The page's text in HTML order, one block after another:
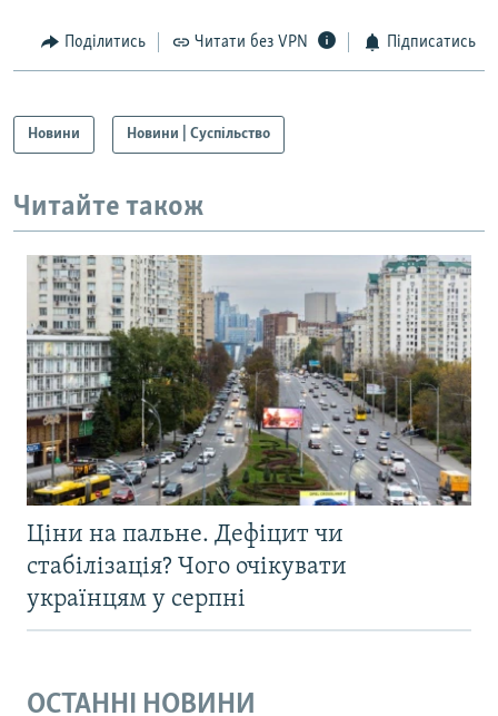
Поділитись Читати без VPN Підписатись
Новини Новини | Суспільство
Читайте також
Ціни на пальне. Дефіцит чи
стабілізація? Чого очікувати
українцям у серпні
ОСТАННІ НОВИНИ